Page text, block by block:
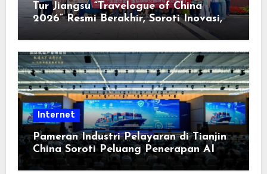
Tur Jiangsu “Travelogue of China
2026” Resmi Berakhir, Soroti Inovasi,
Keterbukaan, dan Pembangunan
Internet
Pameran Industri Pelayaran di Tianjin
China Soroti Peluang Penerapan AI